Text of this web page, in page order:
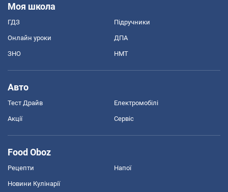
Моя школа
ГДЗ Підручники
Онлайн уроки ДПА
ЗНО НМТ
Авто
Тест Драйв Електромобілі
Акції Сервіс
Food Oboz
Рецепти Напої
Новини Кулінарії